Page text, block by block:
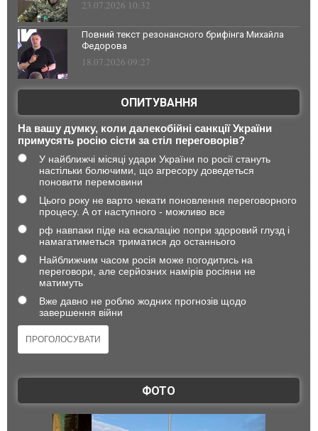
23.07.2026 10:32
Повний текст резонансного брифінга Михайла
Федорова
18.07.2026 09:27
ОПИТУВАННЯ
На вашу думку, коли далекобійні санкції України
примусять росію сісти за стіл переговорів?
У найближчі місяці удари України по росії стануть
настільки болючими, що агресору доведеться
поновити перемовини
Цього року не варто чекати поновлення переговорного
процесу. А от наступного - можливо все
рф навпаки піде на ескалацію попри здоровий глузд і
намагатиметься триматися до останнього
Найближчим часом росія може погодитись на
переговори, але серйозних намірів росіяни не
матимуть
Вже давно не роблю жодних прогнозів щодо
завершення війни
ФОТО